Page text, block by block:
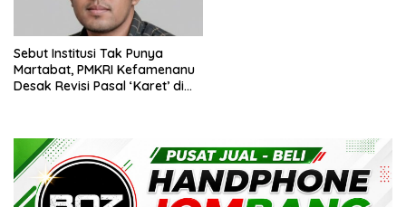
Sebut Institusi Tak Punya
Martabat, PMKRI Kefamenanu
Desak Revisi Pasal ‘Karet’ di